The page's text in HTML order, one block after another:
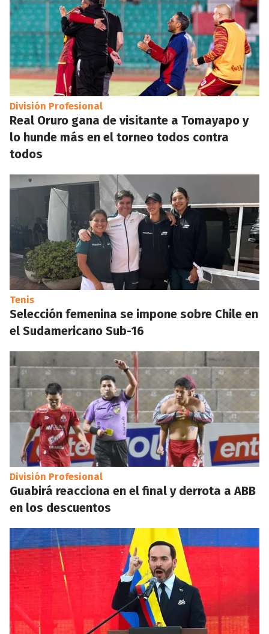
División Profesional
Real Oruro gana de visitante a Tomayapo y
lo hunde más en el torneo todos contra
todos
Tenis
Selección femenina se impone sobre Chile en
el Sudamericano Sub-16
División Profesional
Guabirá reacciona en el final y derrota a ABB
en los descuentos